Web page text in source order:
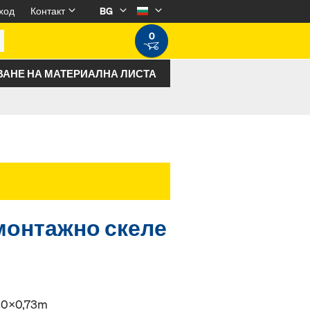
Контакт
BG
0
НА МАТЕРИАЛНА ЛИСТА
скеле